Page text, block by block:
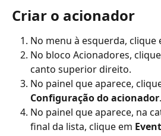
Criar o acionador
No menu à esquerda, clique
No bloco Acionadores,
canto superior direito.
No painel que aparece,
Configuração do acionador.
No painel que aparece, na
final da lista, clique em